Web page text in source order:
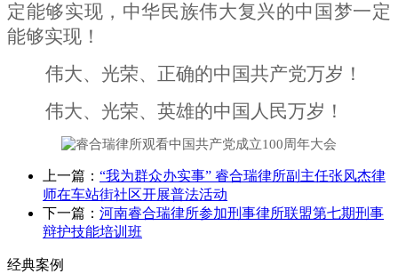
定能够实现，中华民族伟大复兴的中国梦一定
能够实现！
伟大、光荣、正确的中国共产党万岁！
伟大、光荣、英雄的中国人民万岁！
上一篇： “我为群众办实事” 睿合瑞律所副主任张风杰律
师在车站街社区开展普法活动
下一篇： 河南睿合瑞律所参加刑事律所联盟第七期刑事
辩护技能培训班
经典案例